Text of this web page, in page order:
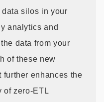
silos in your
analytics and
data from your
of these new
further enhances the
of zero-ETL